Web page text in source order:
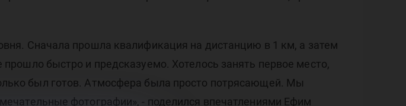
Сначала прошла квалификация на дистанцию в 1 км, а затем
быстро и предсказуемо. Хотелось занять первое место,
был готов. Атмосфера была просто потрясающей. Мы
фотографии», - поделился впечатлениями Ефим